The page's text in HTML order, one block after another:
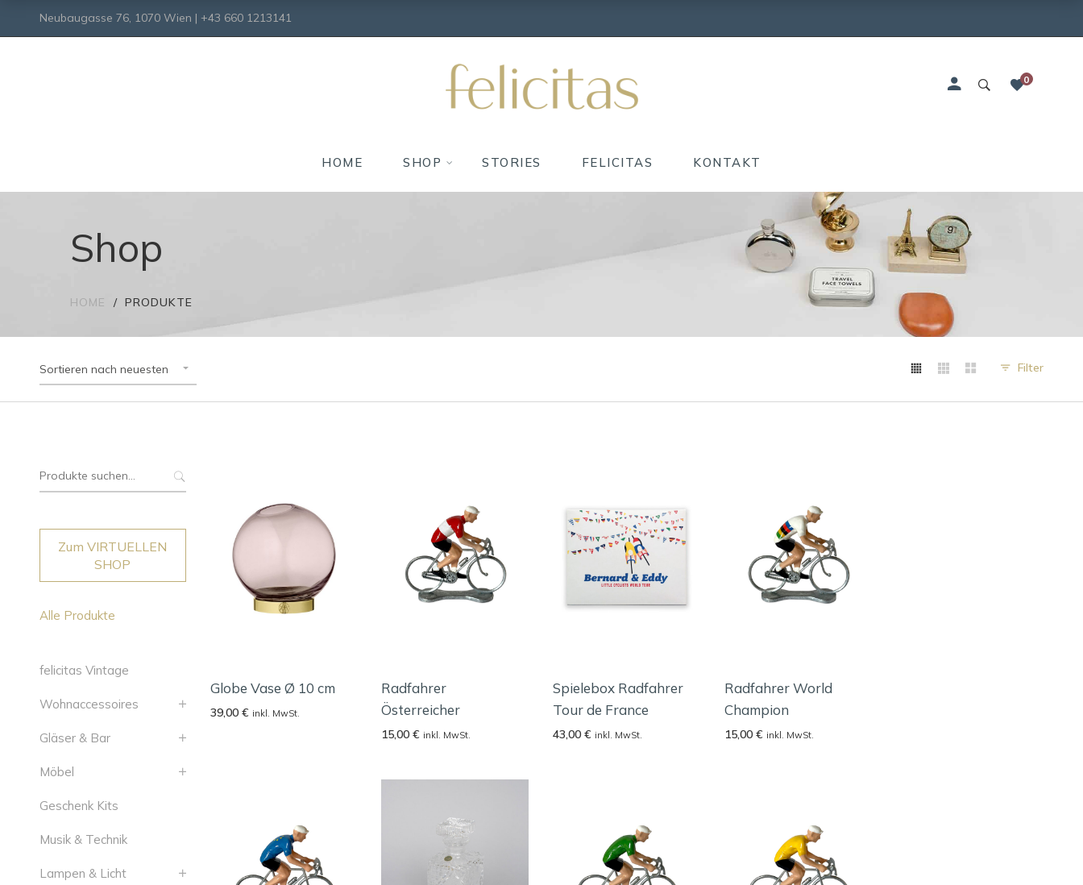
Neubaugasse 76, 1070 Wien | +43 660 1213141
0
HOME SHOP STORIES FELICITAS KONTAKT
Shop
HOME PRODUKTE
Sortieren nach neuesten Filter
Globe Vase Ø 10 cm
39,00€ inkl. MwSt.
Radfahrer
Österreicher
15,00€ inkl. MwSt.
Spielebox Radfahrer
Tour de France
43,00€ inkl. MwSt.
Radfahrer World
Champion
15,00€ inkl. MwSt.
Suche
Zum VIRTUELLEN
SHOP
Alle Produkte
felicitas Vintage
Wohnaccessoires
Gläser & Bar
Möbel
Geschenk Kits
Musik & Technik
Lampen & Licht